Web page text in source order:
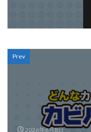
Prev
2026年6月8日